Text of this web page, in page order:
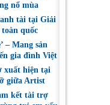
nổ mùa
tài tại Giải
quốc
– Mang sản
gia đình Việt
xuất hiện tại
giữa Artist
kết tài trợ